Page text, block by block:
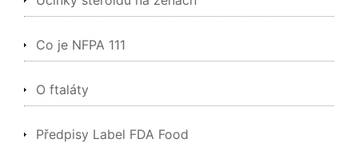
Co je NFPA 111
O ftaláty
Předpisy Label FDA Food